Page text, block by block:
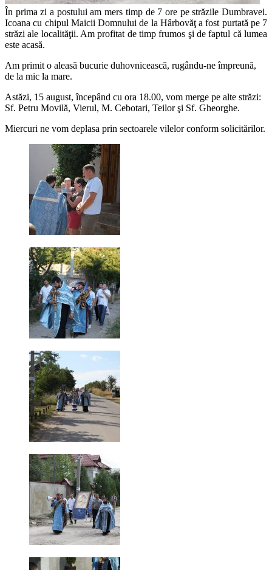
În prima zi a postului am mers timp de 7 ore pe străzile Dumbravei.
Icoana cu chipul Maicii Domnului de la Hârbovăţ a fost purtată pe 7
străzi ale localităţii. Am profitat de timp frumos şi de faptul că lumea
este acasă.
Am primit o aleasă bucurie duhovnicească, rugându-ne împreună,
de la mic la mare.
Astăzi, 15 august, începând cu ora 18.00, vom merge pe alte străzi:
Sf. Petru Movilă, Vierul, M. Cebotari, Teilor şi Sf. Gheorghe.
Miercuri ne vom deplasa prin sectoarele vilelor conform solicitărilor.